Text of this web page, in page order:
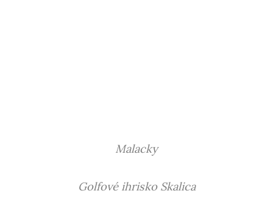
Malacky
Golfové ihrisko Skalica